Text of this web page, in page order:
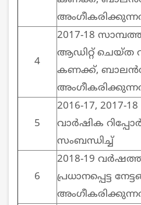
4
2017-18
ആഡിറ്റ് ചെയ്ത
കണക്ക്, ബാലന്‍സ്
5
2016-17, 2017-
വാര്‍ഷിക
സംബന്ധിച്ച്
6
2018-19
പ്രധാനപ്പെട്ട